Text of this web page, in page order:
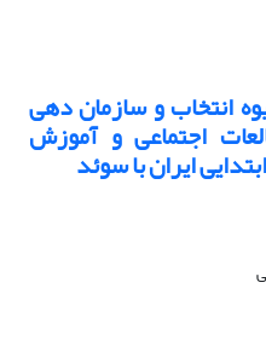
انتخاب و سازمان دهی
اجتماعی و آموزش
ایران با سوئد